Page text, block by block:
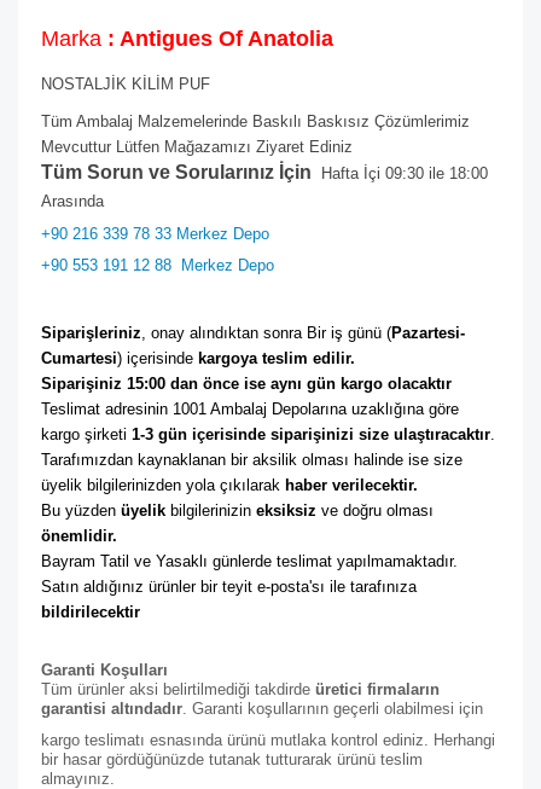
Marka : Antigues Of Anatolia
NOSTALJİK KİLİM PUF
Tüm Ambalaj Malzemelerinde Baskılı Baskısız Çözümlerimiz
Mevcuttur Lütfen Mağazamızı Ziyaret Ediniz
Tüm Sorun ve Sorularınız İçin Hafta İçi 09:30 ile 18:00
Arasında
+90 216 339 78 33 Merkez Depo
+90 553 191 12 88 Merkez Depo
Siparişleriniz, onay alındıktan sonra Bir iş günü (Pazartesi-
Cumartesi) içerisinde kargoya teslim edilir.
Siparişiniz 15:00 dan önce ise aynı gün kargo olacaktır
Teslimat adresinin 1001 Ambalaj Depolarına uzaklığına göre
kargo şirketi 1-3 gün içerisinde siparişinizi size ulaştıracaktır.
Tarafımızdan kaynaklanan bir aksilik olması halinde ise size
üyelik bilgilerinizden yola çıkılarak haber verilecektir.
Bu yüzden üyelik bilgilerinizin eksiksiz
önemlidir.
Bayram Tatil ve Yasaklı günlerde teslimat yapılmamaktadır.
Satın aldığınız ürünler bir teyit e-posta'sı ile tarafınıza
bildirilecektir
Garanti Koşulları
Tüm ürünler aksi belirtilmediği takdirde üretici firmaların
garantisi altındadır. Garanti koşullarının geçerli olabilmesi için
kargo teslimatı esnasında ürünü mutlaka kontrol ediniz. Herhangi
bir hasar gördüğünüzde tutanak tutturarak ürünü teslim
almayınız.